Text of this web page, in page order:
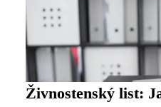
Živnostenský list: